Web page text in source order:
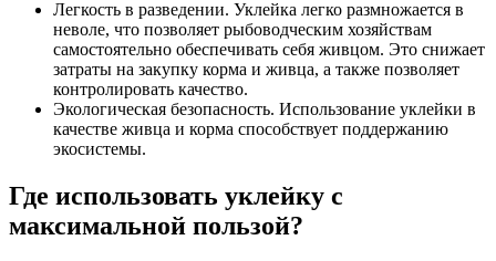
Легкость в разведении. Уклейка легко размножается в
неволе, что позволяет рыбоводческим хозяйствам
самостоятельно обеспечивать себя живцом. Это снижает
затраты на закупку корма и живца, а также позволяет
контролировать качество.
Экологическая безопасность. Использование уклейки в
качестве живца и корма способствует поддержанию
экосистемы.
Где использовать уклейку с
максимальной пользой?